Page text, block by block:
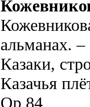
альманах.
Казаки,
Казачья
Ор 84